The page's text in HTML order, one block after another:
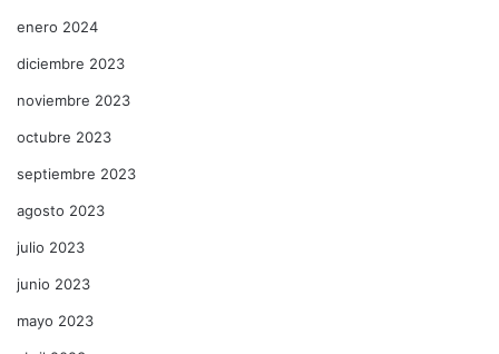
enero 2024
diciembre 2023
noviembre 2023
octubre 2023
septiembre 2023
agosto 2023
julio 2023
junio 2023
mayo 2023